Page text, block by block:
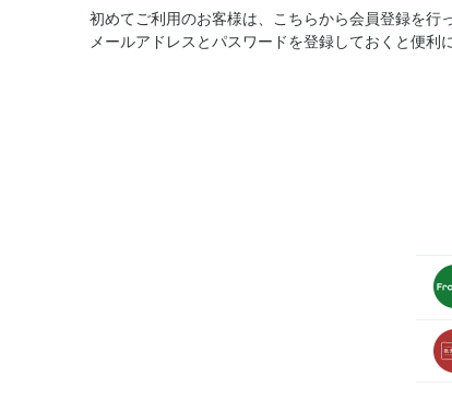
初めてご利用のお客様は、こちらから会員登録を行
メールアドレスとパスワードを登録しておくと便利